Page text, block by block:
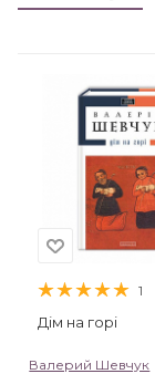
1
Дім на горі
Валерий Шевчук